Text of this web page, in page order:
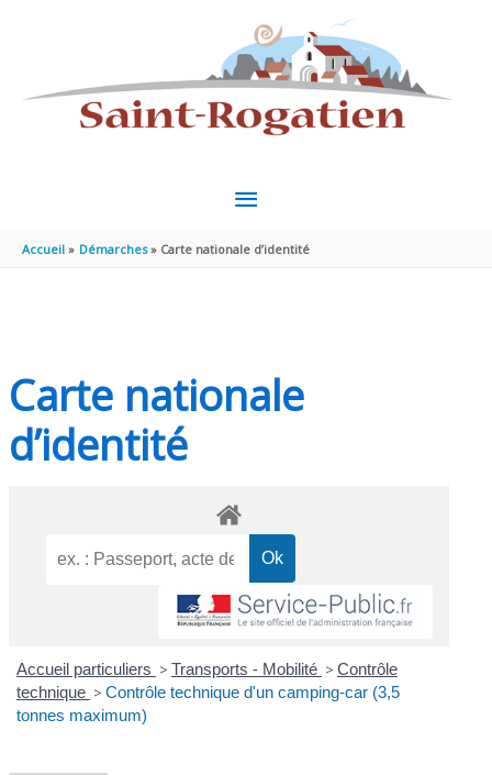
MENU
PRINCIPAL
Accueil Démarches Carte nationale d’identité
Carte nationale
d’identité
Accueil particuliers > Transports - Mobilité > Contrôle
technique > Contrôle technique d'un camping-car (3,5
tonnes maximum)